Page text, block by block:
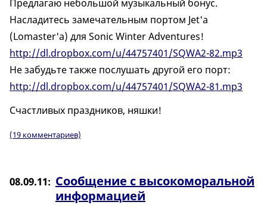
Предлагаю небольшой музыкальный бонус.
Насладитесь замечательным портом Jet'а
(Lomaster'а) для Sonic Winter Adventures!
http://dl.dropbox.com/u/44757401/SQWA2-82.mp3
Не забудьте также послушать другой его порт:
http://dl.dropbox.com/u/44757401/SQWA2-81.mp3
Счастливых праздников, няшки!
(19 комментариев)
08.09.11
Сообщение с высокоморальной
информацией